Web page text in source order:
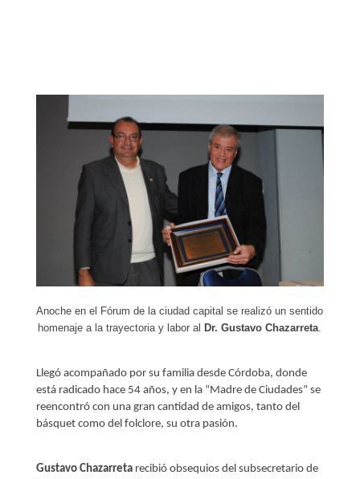
Anoche en el Fórum de la ciudad capital se realizó un sentido
homenaje a la trayectoria y labor al Dr. Gustavo Chazarreta
Llegó acompañado por su familia desde Córdoba, donde
está radicado hace 54 años, y en la “Madre de Ciudades” se
reencontró con una gran cantidad de amigos, tanto del
básquet como del folclore, su otra pasión.
Gustavo Chazarretarecibió obsequios del subsecretario de